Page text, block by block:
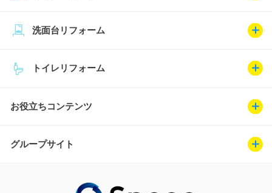
トイレリフォーム
洗面台リフォーム
お役立ちコンテンツ
グループサイト